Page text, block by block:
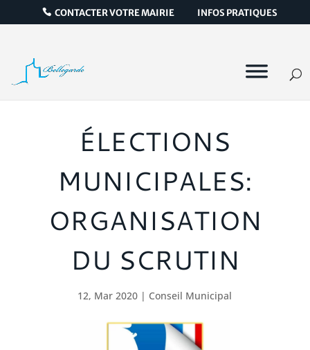
CONTACTER VOTRE MAIRIE INFOS PRATIQUES
ÉLECTIONS
MUNICIPALES:
ORGANISATION
DU SCRUTIN
12, Mar 2020 | Conseil Municipal